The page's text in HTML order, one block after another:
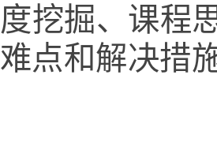
度挖掘、课程
难点和解决措